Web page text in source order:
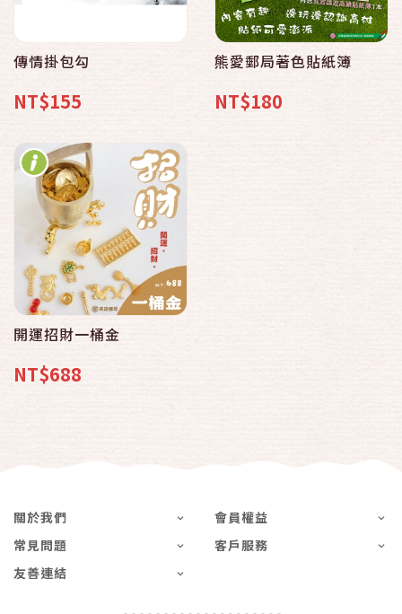
傳情掛包勾
NT$155
熊愛郵局著色貼紙簿
NT$180
開運招財一桶金
NT$688
關於我們
會員權益
常見問題
客戶服務
友善連結